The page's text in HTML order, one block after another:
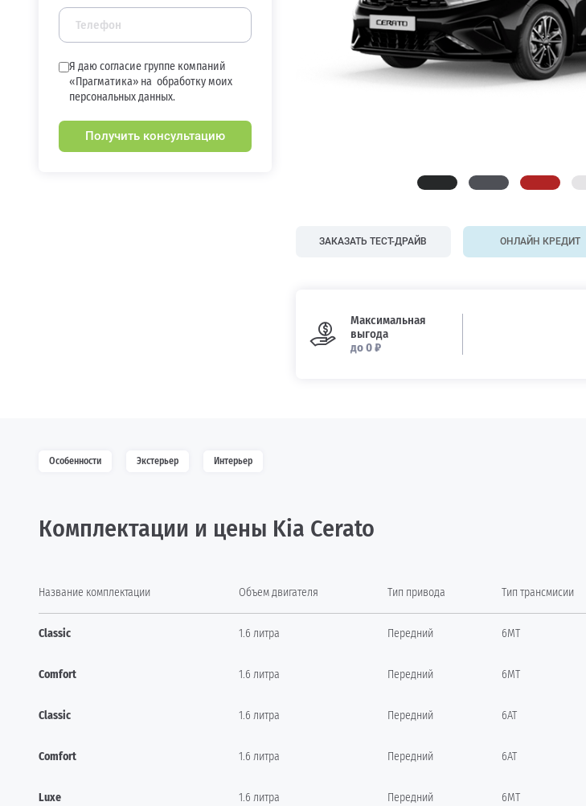
ЗАКАЗАТЬ ТЕСТ-ДРАЙВ ОНЛАЙН КРЕДИТ
Максимальная
выгода
до 0 ₽
Я даю согласие группе компаний
«Прагматика» на обработку моих
персональных данных.
Получить консультацию
Особенности Экстерьер Интерьер
Комплектации и цены Kia Cerato
Название комплектации Объем двигателя Тип привода Тип трансмисии
Classic 1.6 литра Передний 6MT
Comfort 1.6 литра Передний 6MT
Classic 1.6 литра Передний 6AT
Comfort 1.6 литра Передний 6AT
Luxe 1.6 литра Передний 6MT